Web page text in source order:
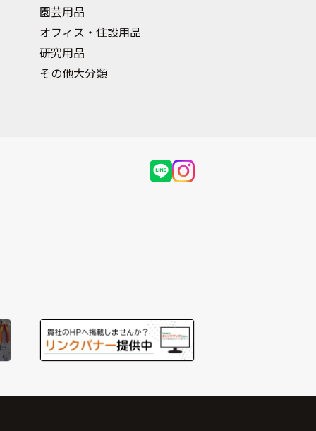
園芸用品
オフィス・住設用品
研究用品
その他大分類